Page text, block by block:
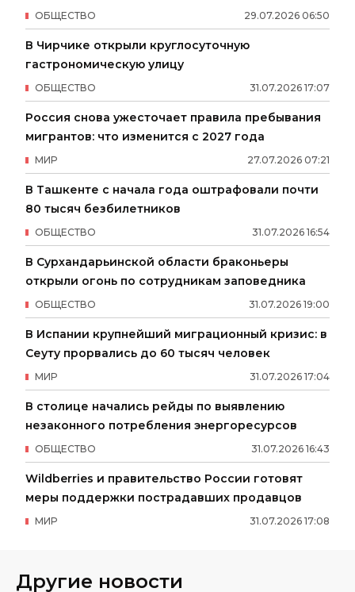
29.07.2026 06:50
ОБЩЕСТВО
В Чирчике открыли круглосуточную
гастрономическую улицу
31.07.2026 17:07
ОБЩЕСТВО
Россия снова ужесточает правила пребывания
мигрантов: что изменится с 2027 года
27.07.2026 07:21
МИР
В Ташкенте с начала года оштрафовали почти
80 тысяч безбилетников
31.07.2026 16:54
ОБЩЕСТВО
В Сурхандарьинской области браконьеры
открыли огонь по сотрудникам заповедника
31.07.2026 19:00
ОБЩЕСТВО
В Испании крупнейший миграционный кризис: в
Сеуту прорвались до 60 тысяч человек
31.07.2026 17:04
МИР
В столице начались рейды по выявлению
незаконного потребления энергоресурсов
31.07.2026 16:43
ОБЩЕСТВО
Wildberries и правительство России готовят
меры поддержки пострадавших продавцов
31.07.2026 17:08
МИР
Другие новости